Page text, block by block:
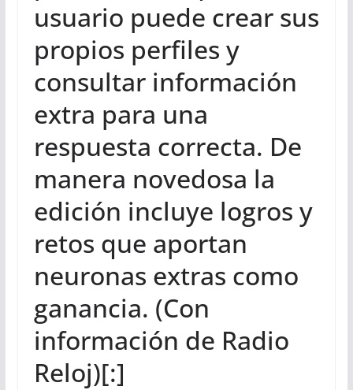
usuario puede crear sus
propios perfiles y
consultar información
extra para una
respuesta correcta. De
manera novedosa la
edición incluye logros y
retos que aportan
neuronas extras como
ganancia. (Con
información de Radio
Reloj)[:]